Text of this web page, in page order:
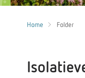
Home Folder